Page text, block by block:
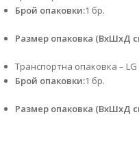
Брой опаковки:1 бр.
Размер опаковка (ВхШхД
Транспортна опаковка – LG
Брой опаковки:1 бр.
Размер опаковка (ВхШхД